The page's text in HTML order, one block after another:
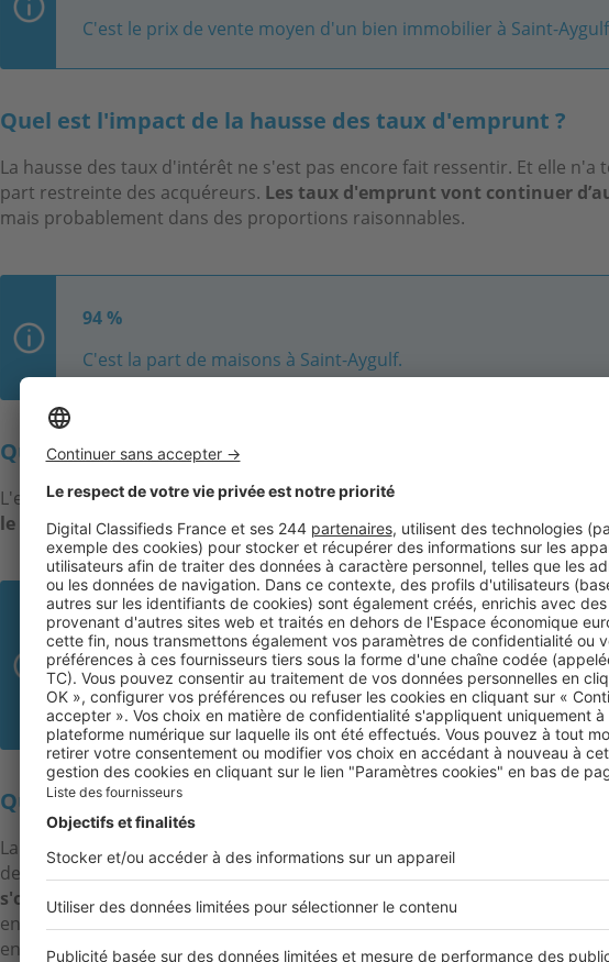
C'est le prix de vente moyen d'un bien immobilier à Saint-
Quel est l'impact de la hausse des taux d'emprunt ?
La hausse des taux d'intérêt ne s'est pas encore fait ressentir. Et elle n'a
part restreinte des acquéreurs. Les taux d'emprunt vont continuer
mais probablement dans des proportions raisonnables.
94 %
C'est la part de maisons à Saint-Aygulf.
Quels sont les secteurs les plus prisés ?
L'ensemble du secteur est recherché, mais c’est quand-même
le plus plébiscité, et notamment Saint-Raphaël, Fréjus et Saint-Aygulf.
« La plupart des acquéreurs souhaitent pouvoir se rendre à
le centre-ville. C'est un critère de recherche récurrent »
Alexandre D’Ascanio, Directeur des ventes de l’agence AGI –
Arthurimmo de Saint-Aygulf
Qui achète dans ces villes ?
La demande est essentiellement portée par de jeunes retraités, mais
des
primo-accédants , notamment du côté de Fréjus. Quoi qu’il en soit,
s'oriente de plus en plus vers les résidences principales
, ce qui est
encore quelques années, notre secteur était surtout un lieu de
en plus de personnes s’y installent désormais à l’année.